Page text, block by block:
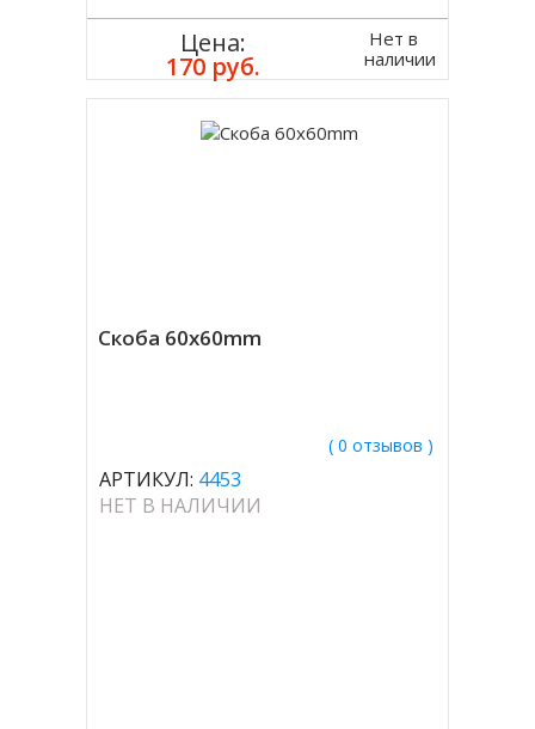
Цена:
170 руб.
Нет в
наличии
Скоба 60x60mm
( 0 отзывов )
АРТИКУЛ: 4453
НЕТ В НАЛИЧИИ